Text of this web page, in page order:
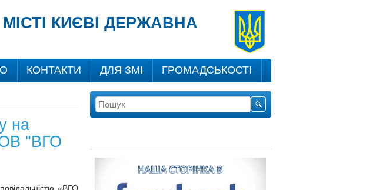
КИЄВІ ДЕРЖАВНА
КОНТАКТИ ДЛЯ ЗМІ ГРОМАДСЬКОСТІ
на
"ВГО